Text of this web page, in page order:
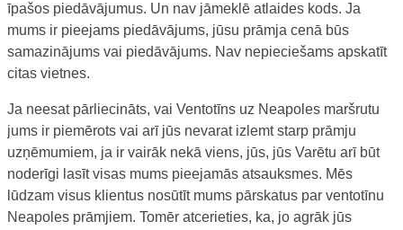
īpašos piedāvājumus. Un nav jāmeklē atlaides kods. Ja
mums ir pieejams piedāvājums, jūsu prāmja cenā būs
samazinājums vai piedāvājums. Nav nepieciešams apskatīt
citas vietnes.
Ja neesat pārliecināts, vai Ventotīns uz Neapoles maršrutu
jums ir piemērots vai arī jūs nevarat izlemt starp prāmju
uzņēmumiem, ja ir vairāk nekā viens, jūs, jūs Varētu arī būt
noderīgi lasīt visas mums pieejamās atsauksmes. Mēs
lūdzam visus klientus nosūtīt mums pārskatus par ventotīnu
Neapoles prāmjiem. Tomēr atcerieties, ka, jo agrāk jūs